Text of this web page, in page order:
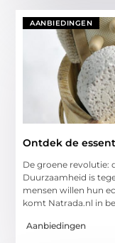
AANBIEDINGEN
Ontdek de
De groene revolutie:
Duurzaamheid is
mensen willen hun
komt Natrada.nl in
Aanbiedingen